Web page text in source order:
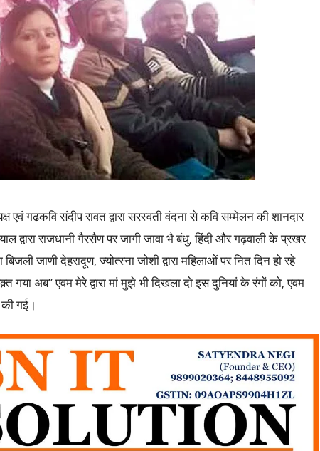
गढकवि संदीप रावत द्वारा सरस्वती वंदना से कवि सम्मेलन की शानदार
द्वारा राजधानी गैरसैण पर जागी जावा भै बंधु, हिंदी और गढ़वाली के प्रखर
बिजली जाणी देहरादूण, ज्योत्स्ना जोशी द्वारा महिलाओं पर नित दिन हो रहे
गया अब” एवम मेरे द्वारा मां मुझे भी दिखला दो इस दुनियां के रंगों को, एवम
की गई।